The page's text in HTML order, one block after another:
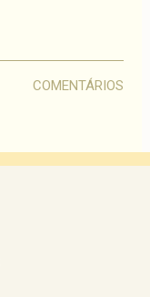
COMENTÁRIOS